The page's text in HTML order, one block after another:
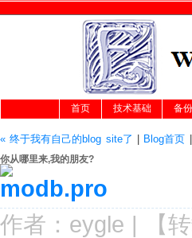
首页 技术基础 备
« 终于我有自己的blog site了 Blog首页
你从哪里来,我的朋友?
作者： eygle | 【